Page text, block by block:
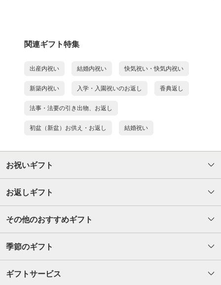
関連ギフト特集
出産内祝い 結婚内祝い 快気祝い・快気内祝い
新築内祝い 入学・入園祝いのお返し 香典返し
法事・法要の引き出物、お返し
初盆（新盆）お供え・お返し 結婚祝い
お祝いギフト
お返しギフト
その他のおすすめギフト
季節のギフト
ギフトサービス